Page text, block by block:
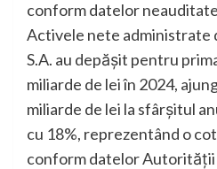
conform datelor
Activele nete administrate
S.A. au depășit pentru
miliarde de lei în 2024,
miliarde de lei la sfârșitul
cu 18%, reprezentând o
conform datelor Autorității